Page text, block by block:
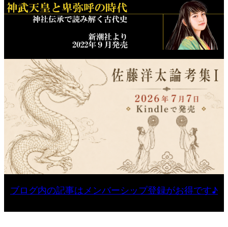
ブログ内の記事はメンバーシップ登録がお得です♪